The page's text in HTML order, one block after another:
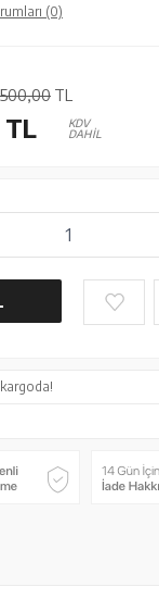
(0)
500,00 TL
TL
KDV
DAHİL